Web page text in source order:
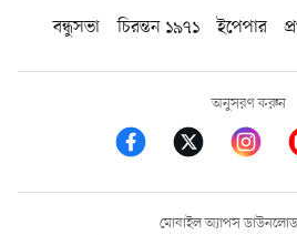
বন্ধুসভা
চিরন্তন ১৯৭১ ইপেপার
অনুসরণ করুন
মোবাইল অ্যাপস